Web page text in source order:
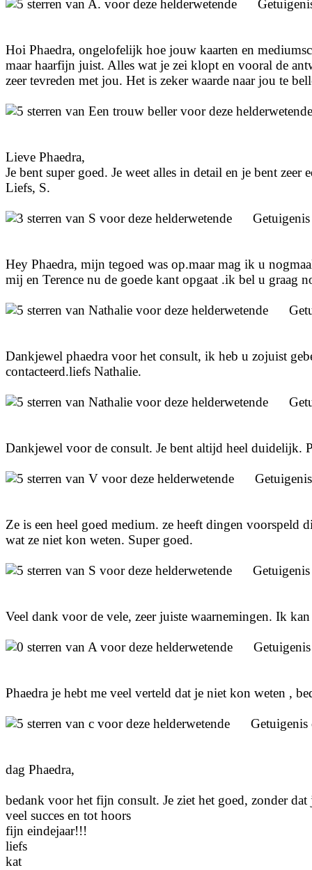
Hoi Phaedra, ongelofelijk hoe jouw kaarten en
maar haarfijn juist. Alles wat je zei klopt en vooral de
zeer tevreden met jou. Het is zeker waarde naar jou te
Lieve Phaedra,
Je bent super goed. Je weet alles in detail en je bent
Liefs, S.
Hey Phaedra, mijn tegoed was op.maar mag ik u
mij en Terence nu de goede kant opgaat .ik bel u graag
Dankjewel phaedra voor het consult, ik heb u zojuist
contacteerd.liefs Nathalie.
Dankjewel voor de consult. Je bent altijd heel duidelijk.
Ze is een heel goed medium. ze heeft dingen voorspeld
wat ze niet kon weten. Super goed.
Veel dank voor de vele, zeer juiste waarnemingen. Ik
Phaedra je hebt me veel verteld dat je niet kon weten ,
dag Phaedra,
bedank voor het fijn consult. Je ziet het goed, zonder
veel succes en tot hoors
fijn eindejaar!!!
liefs
kat